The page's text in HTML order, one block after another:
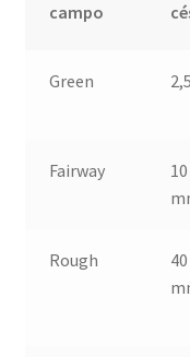
campo
Green
Fairway
Rough